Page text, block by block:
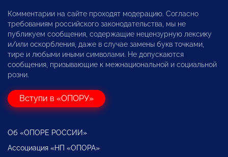
Комментарии на сайте проходят модерацию. Согласно
требованиям российского законодательства, мы не
публикуем сообщения, содержащие нецензурную лексику
и/или оскорбления, даже в случае замены букв точками,
тире и любыми иными символами. Не допускаются
сообщения, призывающие к межнациональной и социальной
розни.
Вступи в «ОПОРУ»
Об «ОПОРЕ РОССИИ»
Ассоциация «НП «ОПОРА»